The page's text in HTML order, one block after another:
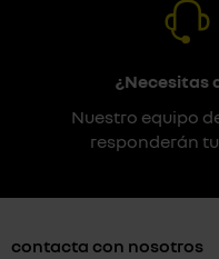
¿Necesitas
Nuestro equipo
responderán
contacta con nosotros